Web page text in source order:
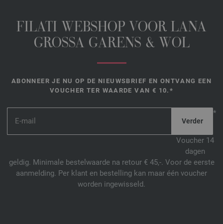
FILATI WEBSHOP VOOR LANA
GROSSA GARENS & WOL
ABONNEER JE NU OP DE NIEUWSBRIEF EN ONTVANG EEN
VOUCHER TER WAARDE VAN € 10.*
*
Voucher 14
dagen
geldig. Minimale bestelwaarde na retour € 45,-. Voor de eerste
aanmelding. Per klant en bestelling kan maar één voucher
worden ingewisseld.